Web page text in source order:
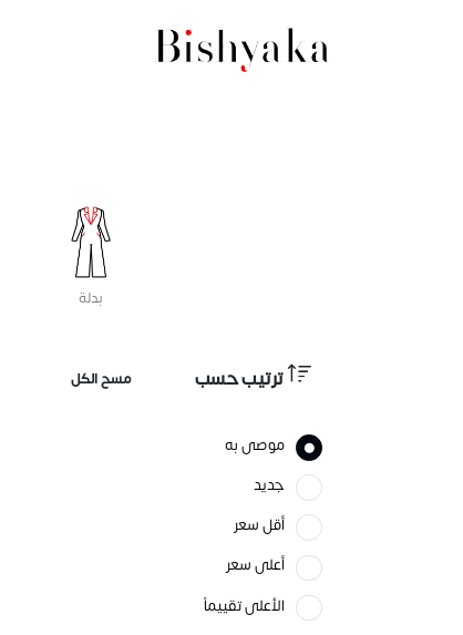
بدلة
ترتيب حسب مسح الكل
موصى به
جديد
أقل سعر
أعلى سعر
الأعلى تقييماً